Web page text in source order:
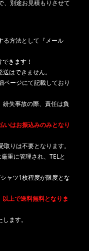
、別途お見積もりさせて
る方法として『メール
きます！
はできません。
ページにて記載しており
失事故の際、責任は負
いはお振込みのみとなり
りは不要となります。
重に管理され、TELと
ャツ1枚程度が限度とな
上で送料無料となりま
ます。